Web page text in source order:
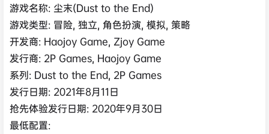
游戏名称: 尘末(Dust to the End)
游戏类型: 冒险, 独立, 角色扮演, 模拟, 策略
开发商: Haojoy Game, Zjoy Game
发行商: 2P Games, Haojoy Game
系列: Dust to the End, 2P Games
发行日期: 2021年8月11日
抢先体验发行日期: 2020年9月30日
最低配置: